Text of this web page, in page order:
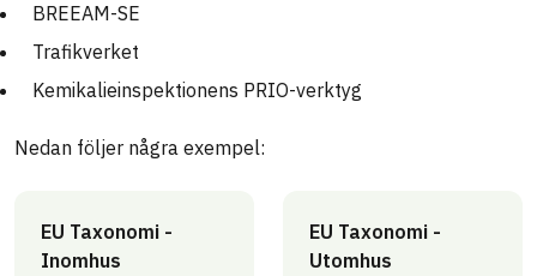
BREEAM-SE
Trafikverket
Kemikalieinspektionens PRIO-verktyg
Nedan följer några exempel:
EU Taxonomi -
Inomhus
EU Taxonomi -
Utomhus